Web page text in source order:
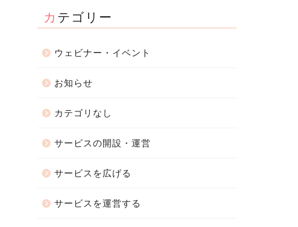
カテゴリー
ウェビナー・イベント
お知らせ
カテゴリなし
サービスの開設・運営
サービスを広げる
サービスを運営する